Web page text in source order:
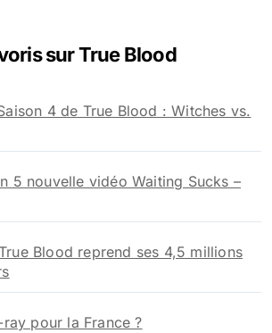
sur True Blood
4 de True Blood : Witches vs.
5 nouvelle vidéo Waiting Sucks –
Blood reprend ses 4,5 millions
pour la France ?